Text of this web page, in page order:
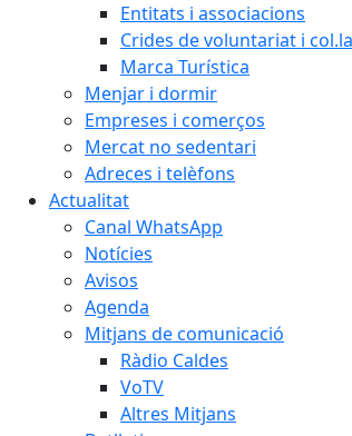
Entitats i associacions
Crides de voluntariat i
Marca Turística
Menjar i dormir
Empreses i comerços
Mercat no sedentari
Adreces i telèfons
Actualitat
Canal WhatsApp
Notícies
Avisos
Agenda
Mitjans de comunicació
Ràdio Caldes
VoTV
Altres Mitjans